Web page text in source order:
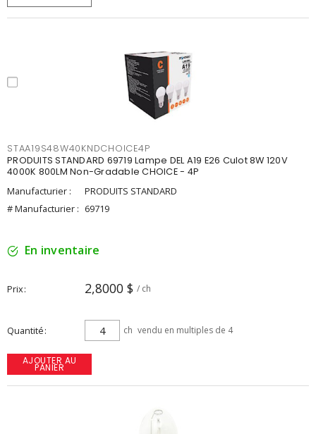
STAA19S48W40KNDCHOICE4P
PRODUITS STANDARD 69719 Lampe DEL A19 E26 Culot 8W 120V
4000K 800LM Non-Gradable CHOICE - 4P
Manufacturier :
PRODUITS STANDARD
# Manufacturier : 69719
En inventaire
Prix 2,8000 $ / ch
Quantité ch vendu en multiples de 4
AJOUTER AU
PANIER